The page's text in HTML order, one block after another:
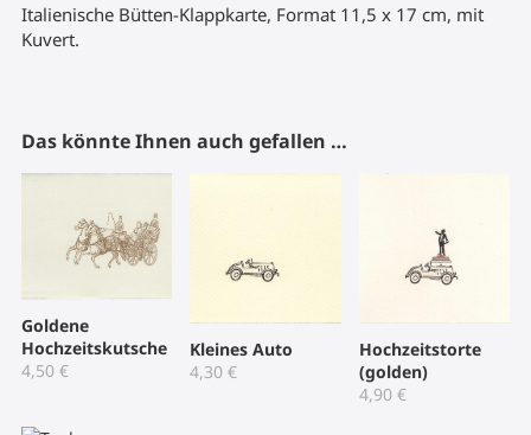
Italienische Bütten-Klappkarte, Format 11,5 x 17 cm, mit
Kuvert.
Das könnte Ihnen auch gefallen …
Goldene
Hochzeitskutsche
4,50 €
Kleines Auto
4,30€
Hochzeitstorte
(golden)
4,90 €